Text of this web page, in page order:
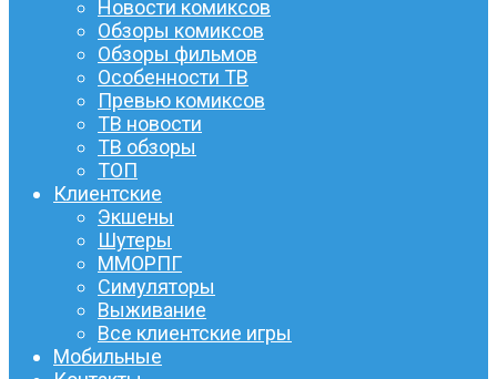
Новости комиксов
Обзоры комиксов
Обзоры фильмов
Особенности ТВ
Превью комиксов
ТВ новости
ТВ обзоры
ТОП
Клиентские
Экшены
Шутеры
ММОРПГ
Симуляторы
Выживание
Все клиентские игры
Мобильные